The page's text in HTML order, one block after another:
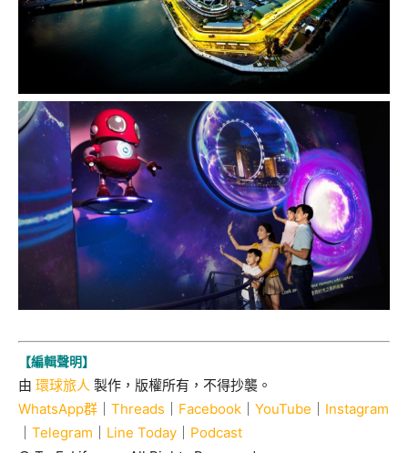
【編輯聲明】
由 環球旅人 製作，版權所有，不得抄襲。
WhatsApp群
Threads Facebook YouTube
Instagram
Telegram Line Today
Podcast